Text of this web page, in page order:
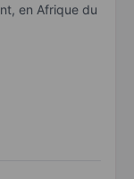
en Afrique du